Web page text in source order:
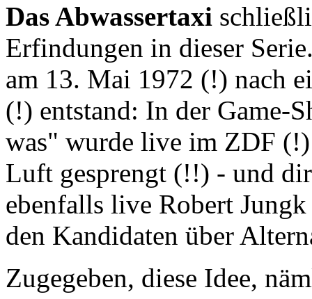
Das Abwassertaxi
Erfindungen in dieser
am 13. Mai 1972 (!) nach
(!) entstand: In der Game-
was" wurde live im ZDF
Luft gesprengt (!!) - und
ebenfalls live Robert
den Kandidaten über
Zugegeben, diese Idee,